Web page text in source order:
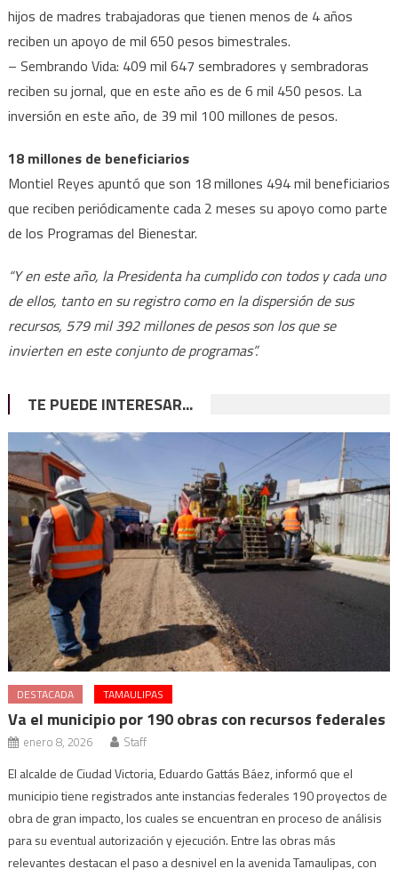
hijos de madres trabajadoras que tienen menos de 4 años
reciben un apoyo de mil 650 pesos bimestrales.
– Sembrando Vida: 409 mil 647 sembradores y sembradoras
reciben su jornal, que en este año es de 6 mil 450 pesos. La
inversión en este año, de 39 mil 100 millones de pesos.
18 millones de beneficiarios
Montiel Reyes apuntó que son 18 millones 494 mil beneficiarios
que reciben periódicamente cada 2 meses su apoyo como parte
de los Programas del Bienestar.
“Y en este año, la Presidenta ha cumplido con todos y cada uno
de ellos, tanto en su registro como en la dispersión de sus
recursos, 579 mil 392 millones de pesos son los que se
invierten en este conjunto de programas”.
TE PUEDE INTERESAR...
DESTACADA TAMAULIPAS
Va el municipio por 190 obras con recursos federales
enero 8, 2026 Staff
El alcalde de Ciudad Victoria, Eduardo Gattás Báez, informó que el
municipio tiene registrados ante instancias federales 190 proyectos de
obra de gran impacto, los cuales se encuentran en proceso de análisis
para su eventual autorización y ejecución. Entre las obras más
relevantes destacan el paso a desnivel en la avenida Tamaulipas, con